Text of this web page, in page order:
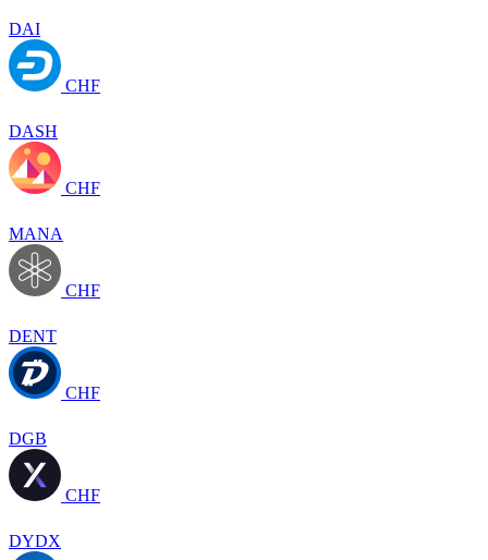
DAI
CHF
DASH
CHF
MANA
CHF
DENT
CHF
DGB
CHF
DYDX